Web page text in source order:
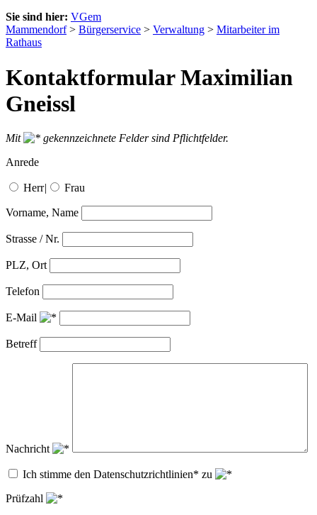
Sie sind hier: VGem
Mammendorf> Bürgerservice > Verwaltung > Mitarbeiter im
Rathaus
Kontaktformular Maximilian
Gneissl
Mit
gekennzeichnete Felder sind Pflichtfelder.
Anrede
Herr| Frau
Vorname, Name
Strasse / Nr.
PLZ, Ort
Telefon
E-Mail
Betreff
Nachricht
Ich stimme den Datenschutzrichtlinien* zu
Prüfzahl